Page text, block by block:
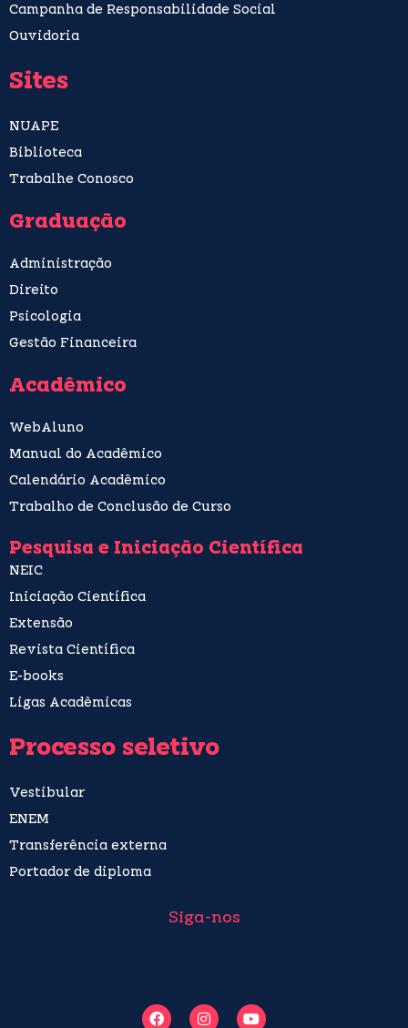
Campanha de Responsabilidade Social
Ouvidoria
Sites
NUAPE
Biblioteca
Trabalhe Conosco
Graduação
Administração
Direito
Psicologia
Gestão Financeira
Acadêmico
WebAluno
Manual do Acadêmico
Calendário Acadêmico
Trabalho de Conclusão de Curso
Pesquisa e Iniciação Científica
NEIC
Iniciação Científica
Extensão
Revista Científica
E-books
Ligas Acadêmicas
Processo seletivo
Vestibular
ENEM
Transferência externa
Portador de diploma
Siga-nos
F
I
Y